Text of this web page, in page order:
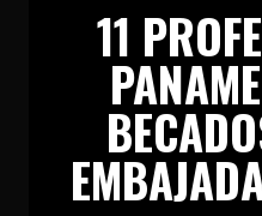
11